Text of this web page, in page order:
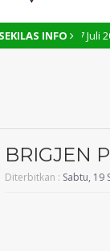
SEKILAS INFO
17 Juli 2026
BRIGJEN
Diterbitkan : Sabtu, 19